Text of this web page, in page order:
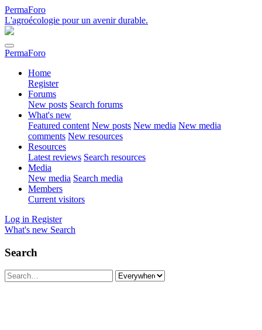
PermaForo
L'agroécologie pour un avenir durable.
PermaForo
Home
Register
Forums
New posts Search forums
What's new
Featured content New posts New media New media
comments New resources
Resources
Latest reviews Search resources
Media
New media Search media
Members
Current visitors
Log in Register
What's new Search
Search